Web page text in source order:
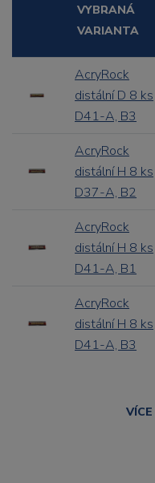
VYBRANÁ
VARIANTA
AcryRock
distální D 8 ks
D41-A, B3
AcryRock
distální H 8 ks
D37-A, B2
AcryRock
distální H 8 ks
D41-A, B1
AcryRock
distální H 8 ks
D41-A, B3
VÍCE